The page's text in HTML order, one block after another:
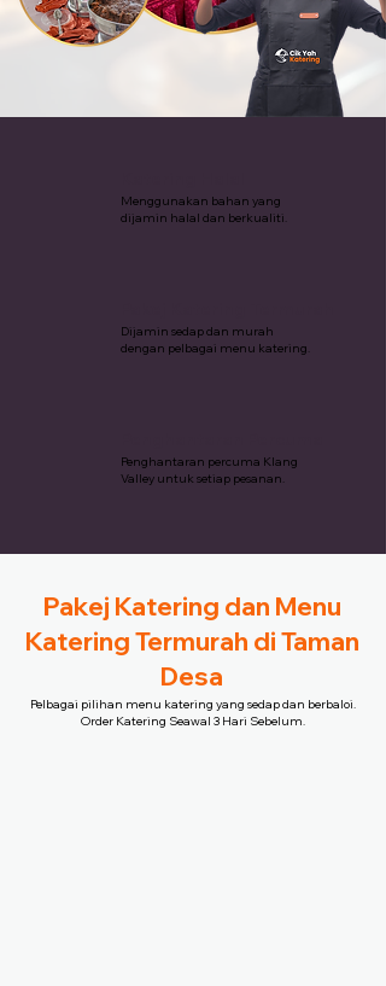
Menggunakan bahan yang
dijamin halal dan berkualiti.
Dijamin sedap dan murah
dengan pelbagai menu katering.
Penghantaran percuma Klang
Valley untuk setiap pesanan.
Pakej Katering dan Menu
Katering Termurah di Taman
Desa
Pelbagai pilihan menu katering yang sedap dan berbaloi.
Order Katering Seawal 3 Hari Sebelum.